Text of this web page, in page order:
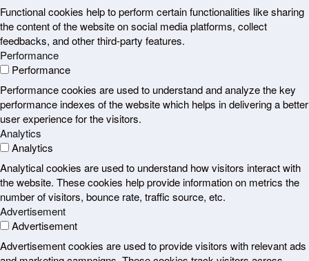
Functional cookies help to perform certain functionalities like sharing
the content of the website on social media platforms, collect
feedbacks, and other third-party features.
Performance
Performance
Performance cookies are used to understand and analyze the key
performance indexes of the website which helps in delivering a better
user experience for the visitors.
Analytics
Analytics
Analytical cookies are used to understand how visitors interact with
the website. These cookies help provide information on metrics the
number of visitors, bounce rate, traffic source, etc.
Advertisement
Advertisement
Advertisement cookies are used to provide visitors with relevant ads